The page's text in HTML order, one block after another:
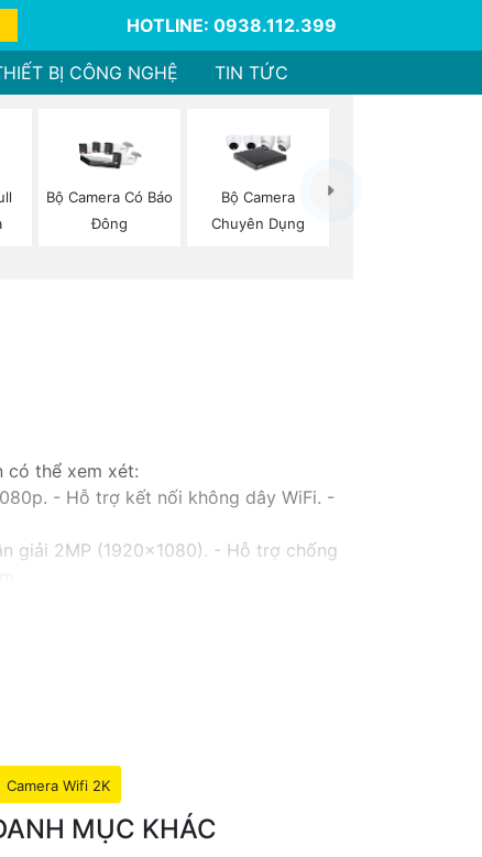
HOTLINE: 0938.112.399
BỊ CÔNG NGHỆ TIN TỨC
Bộ Camera Có Báo
Đông
Bộ Camera
Chuyên Dụng
có thể xem xét:
- Hỗ trợ kết nối không dây WiFi. -
giải 2MP (1920x1080). - Hỗ trợ chống
cố định 3.6mm. - Tầm quan sát hồng
chất lượng
tham khảo thêm thông tin chi tiết và mua
Camera Wifi 2K
MỤC KHÁC